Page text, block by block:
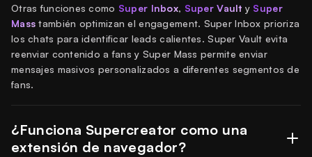
Otras funciones como Super Inbox, Super Vault y Super
Mass también optimizan el engagement. Super Inbox prioriza
los chats para identificar leads calientes. Super Vault evita
reenviar contenido a fans y Super Mass permite enviar
mensajes masivos personalizados a diferentes segmentos de
fans.
¿Funciona Supercreator como una
extensión de navegador?